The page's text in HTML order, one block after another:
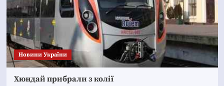
Новини України
Хюндай прибрали з колії